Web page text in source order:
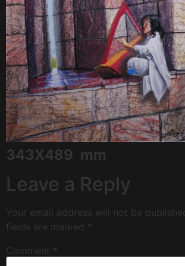
343X489 mm
Leave a Reply
Your email address will not be
fields are marked *
Comment *